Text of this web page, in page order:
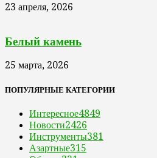
23 апреля, 2026
Белый камень
25 марта, 2026
ПОПУЛЯРНЫЕ КАТЕГОРИИ
Интересное4849
Новости2426
Инструменты381
Азартные315